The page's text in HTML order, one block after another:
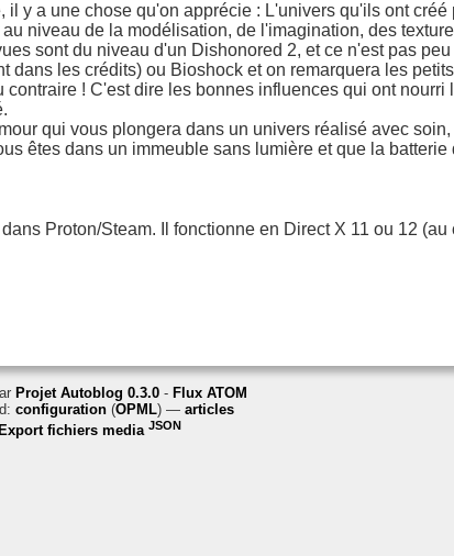
y a une chose qu'on apprécie : L'univers qu'ils ont créé
niveau de la modélisation, de l'imagination, des
sont du niveau d'un Dishonored 2, et ce n'est pas
dans les crédits) ou Bioshock et on remarquera les
! C'est dire les bonnes influences qui ont nourri
qui vous plongera dans un univers réalisé avec
êtes dans un immeuble sans lumière et que la
Proton/Steam. Il fonctionne en Direct X 11 ou 12
Projet Autoblog 0.3.0 - Flux ATOM
configuration(OPML) — articles
fichiers media JSON